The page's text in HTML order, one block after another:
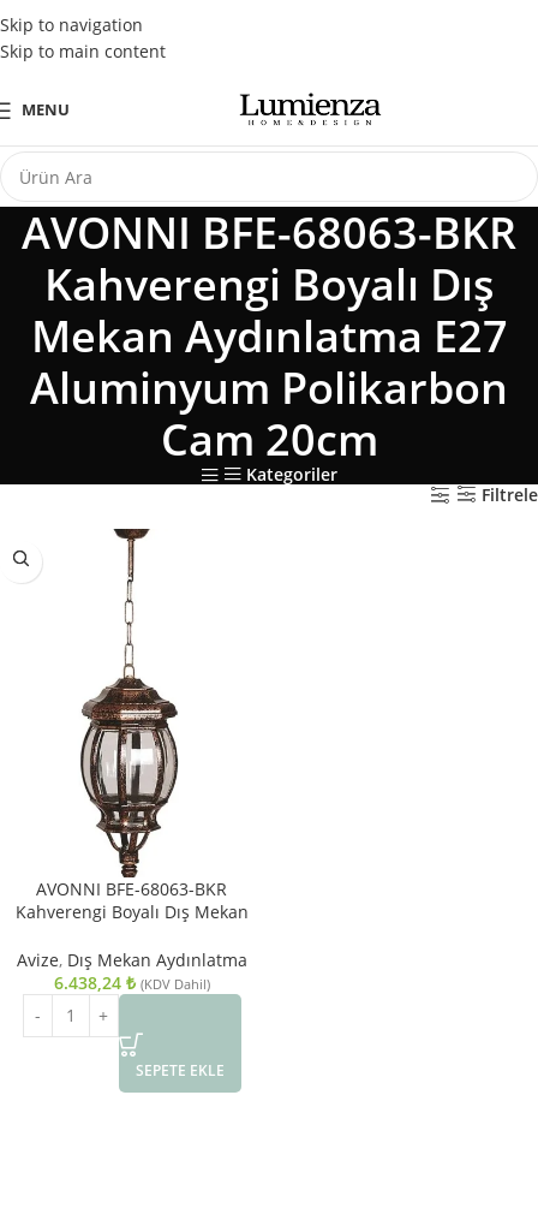
Skip to navigation
Skip to main content
Tüm Kredi Kartlarına Peşin Fiyatına 3 Taksit Fırsatı
MENU
AVONNI BFE-68063-BKR
Kahverengi Boyalı Dış
Mekan Aydınlatma E27
Aluminyum Polikarbon
Cam 20cm
Kategoriler
Filtrele
AVONNI BFE-68063-BKR
Kahverengi Boyalı Dış Mekan
Polikarbon Cam 20cm
Avize, Dış Mekan Aydınlatma
6.438,24 ₺ (KDV Dahil)
SEPETE EKLE